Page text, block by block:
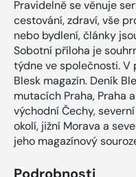
Pravidelně se věnuje
cestování, zdraví, vše
nebo bydlení, články
Sobotní příloha je
týdne ve společnosti. V
Blesk magazín. Deník
mutacích Praha, Praha
východní Čechy,
okolí, jižní Morava a
jeho magazínový